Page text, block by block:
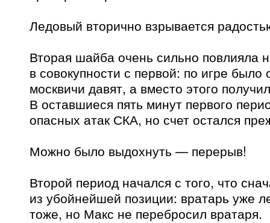
Ледовый вторично взрывается
Вторая шайба очень сильно повлияла
в совокупности с первой: по игре
москвичи давят, а вместо этого
В оставшиеся пять минут первого
опасных атак СКА, но счет остался
Можно было выдохнуть — перерыв!
Второй период начался с того, что
из убойнейшей позиции: вратарь уже
тоже, но Макс не перебросил вратаря.